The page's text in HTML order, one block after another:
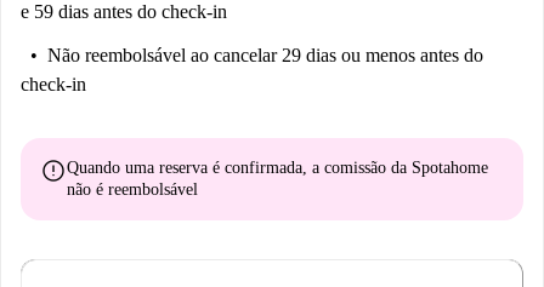
e 59 dias antes do check-in
Não reembolsável ao cancelar 29 dias ou menos antes do
check-in
errorQuando uma reserva é confirmada, a comissão da Spotahome
não é reembolsável